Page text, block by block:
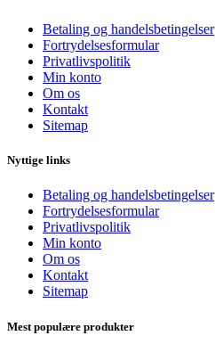
Betaling og handelsbetingelser
Fortrydelsesformular
Privatlivspolitik
Min konto
Om os
Kontakt
Sitemap
Nyttige links
Betaling og handelsbetingelser
Fortrydelsesformular
Privatlivspolitik
Min konto
Om os
Kontakt
Sitemap
Mest populære produkter